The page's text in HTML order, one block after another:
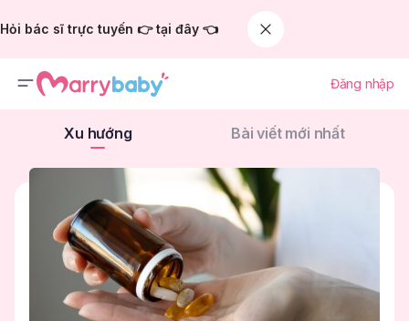
Hỏi bác sĩ trực tuyến 👉 tại đây 👈
Đăng nhập
Xu hướng Bài viết mới nhất